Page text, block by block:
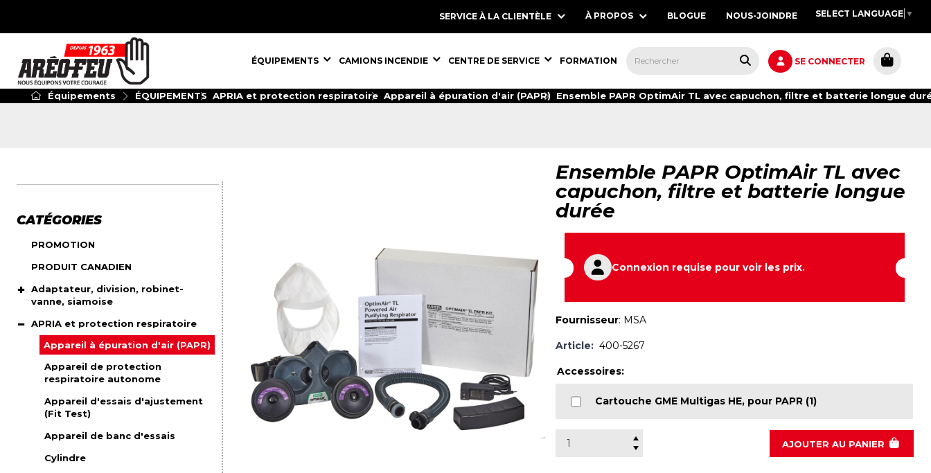
SERVICE À LA CLIENTÈLE À PROPOS BLOGUE NOUS-JOINDRE SELECT LANGUAGE ▼
SE CONNECTER
ÉQUIPEMENTS,
ÉQUIPEMENTS ÉQUIPEMENTS,
CAMIONS INCENDIE ÉQUIPEMENTS,
CENTRE DE SERVICE ÉQUIPEMENTS,
FORMATION
Équipements ÉQUIPEMENTS APRIA et protection respiratoire Appareil à épuration d'air (PAPR) Ensemble PAPR OptimAir TL avec capuchon, filtre et batterie longue
CATÉGORIES
PROMOTION
PRODUIT CANADIEN
Adaptateur, division, robinet-
vanne, siamoise
APRIA et protection respiratoire
Appareil à épuration d'air (PAPR)
Appareil de protection
respiratoire autonome
Appareil d'essais d'ajustement
(Fit Test)
Appareil de banc d'essais
Cylindre
Ensemble PAPR OptimAir TL avec
capuchon, filtre et batterie longue
durée
Connexion requise pour voir les prix.
Fournisseur: MSA
Article: 400-5267
Accessoires:
Cartouche GME Multigas HE, pour PAPR (1)
AJOUTER400-5267
AU PANIER